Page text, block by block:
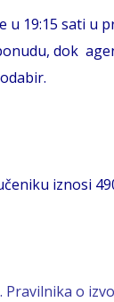
u 19:15 sati u
dok
iznosi
o